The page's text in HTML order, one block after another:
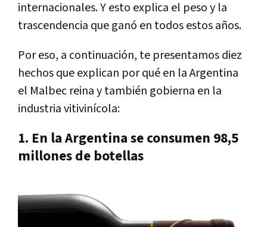
internacionales. Y esto explica el peso y la
trascendencia que ganó en todos estos años.
Por eso, a continuación, te presentamos diez
hechos que explican por qué en la Argentina
el Malbec reina y también gobierna en la
industria vitivinícola:
1. En la Argentina se consumen 98,5
millones de botellas